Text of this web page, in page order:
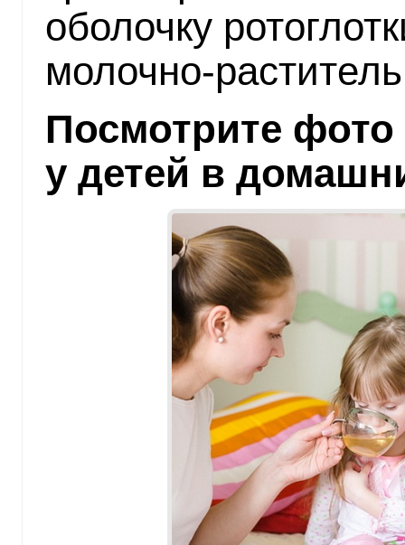
оболочку
молочно-
Посмотрите
у детей в